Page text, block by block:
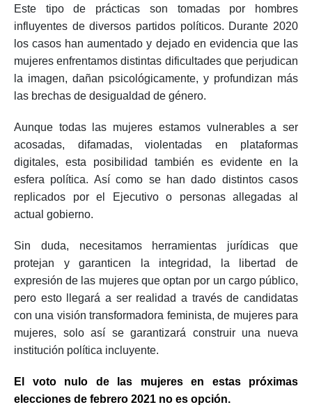
Este tipo de prácticas son tomadas por hombres
influyentes de diversos partidos políticos. Durante 2020
los casos han aumentado y dejado en evidencia que las
mujeres enfrentamos distintas dificultades que perjudican
la imagen, dañan psicológicamente, y profundizan más
las brechas de desigualdad de género.
Aunque todas las mujeres estamos vulnerables a ser
acosadas, difamadas, violentadas en plataformas
digitales, esta posibilidad también es evidente en la
esfera política. Así como se han dado distintos casos
replicados por el Ejecutivo o personas allegadas al
actual gobierno.
Sin duda, necesitamos herramientas jurídicas que
protejan y garanticen la integridad, la libertad de
expresión de las mujeres que optan por un cargo público,
pero esto llegará a ser realidad a través de candidatas
con una visión transformadora feminista, de mujeres para
mujeres, solo así se garantizará construir una nueva
institución política incluyente.
El voto nulo de las mujeres en estas próximas
elecciones de febrero 2021 no es opción.